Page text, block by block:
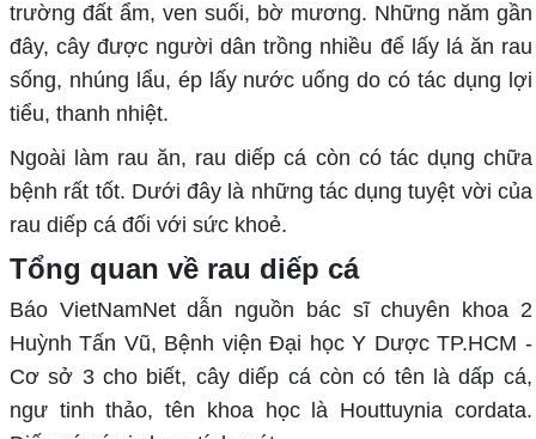
trường đất ẩm, ven suối, bờ mương. Những năm gần
đây, cây được người dân trồng nhiều để lấy lá ăn rau
sống, nhúng lẩu, ép lấy nước uống do có tác dụng lợi
tiểu, thanh nhiệt.
Ngoài làm rau ăn, rau diếp cá còn có tác dụng chữa
bệnh rất tốt. Dưới đây là những tác dụng tuyệt vời của
rau diếp cá đối với sức khoẻ.
Tổng quan về rau diếp cá
Báo VietNamNet dẫn nguồn bác sĩ chuyên khoa 2
Huỳnh Tấn Vũ, Bệnh viện Đại học Y Dược TP.HCM -
Cơ sở 3 cho biết, cây diếp cá còn có tên là dấp cá,
ngư tinh thảo, tên khoa học là Houttuynia cordata.